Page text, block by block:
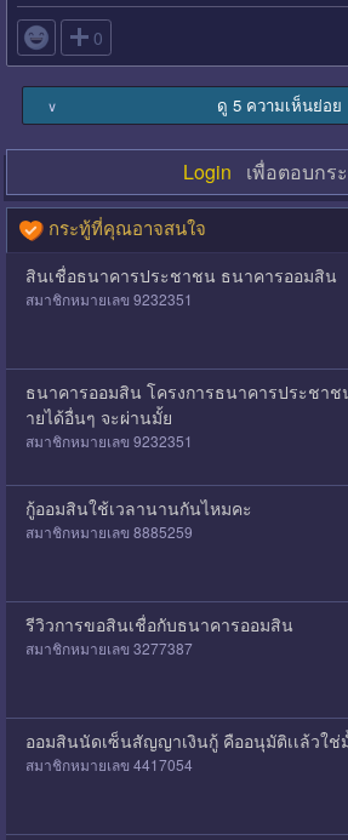
 0
∨ ดู 5 ความเห็นย่อย
Login เพื่อตอบกร
กระทู้ที่คุณอาจสนใจ
สินเชื่อธนาคารประชาชน ธนาคารออมสิน
สมาชิกหมายเลข 9232351
ธนาคารออมสิน โครงการธนาคารประชาช
ายได้อื่นๆ จะผ่านมั้ย
สมาชิกหมายเลข 9232351
กู้ออมสินใช้เวลานานกันไหมคะ
สมาชิกหมายเลข 8885259
รีวิวการขอสินเชื่อกับธนาคารออมสิน
สมาชิกหมายเลข 3277387
ออมสินนัดเซ็นสัญญาเงินกู้ คืออนุมัติเเล้วใช่
สมาชิกหมายเลข 4417054